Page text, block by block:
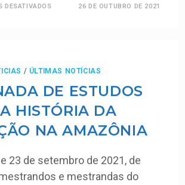
DESATIVADOS 26 DE OUTUBRO DE 2021
/ ÚLTIMAS NOTÍCIAS
DE ESTUDOS
HISTÓRIA DA
NA AMAZÔNIA
23 de setembro de 2021, de
e mestrandas do